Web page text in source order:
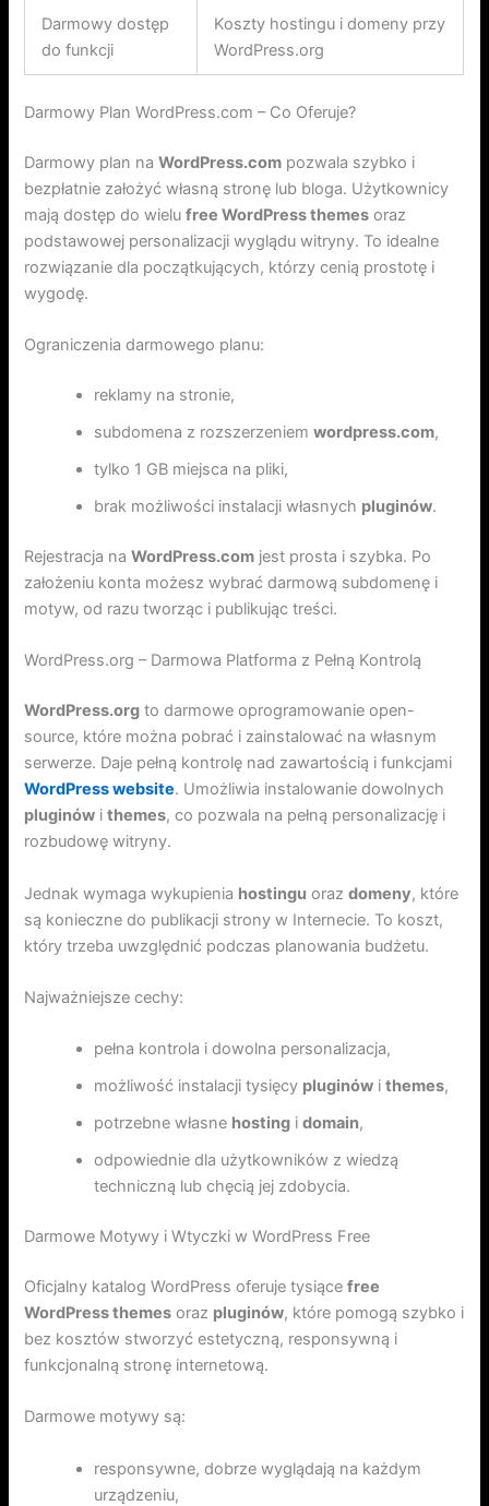
Darmowy dostęp
do funkcji
Koszty hostingu i domeny przy
WordPress.org
Darmowy Plan WordPress.com – Co Oferuje?
Darmowy plan naWordPress.com pozwala szybko i
bezpłatnie założyć własną stronę lub bloga. Użytkownicy
mają dostęp do wielufree WordPress themes oraz
podstawowej personalizacji wyglądu witryny. To idealne
rozwiązanie dla początkujących, którzy cenią prostotę i
wygodę.
Ograniczenia darmowego planu:
reklamy na stronie,
subdomena z rozszerzeniemwordpress.com,
tylko 1 GB miejsca na pliki,
brak możliwości instalacji własnych pluginów.
Rejestracja naWordPress.com jest prosta i szybka. Po
założeniu konta możesz wybrać darmową subdomenę i
motyw, od razu tworząc i publikując treści.
WordPress.org – Darmowa Platforma z Pełną Kontrolą
WordPress.org to darmowe oprogramowanie open-
source, które można pobrać i zainstalować na własnym
serwerze. Daje pełną kontrolę nad zawartością i funkcjami
WordPress website. Umożliwia instalowanie dowolnych
pluginów ithemes, co pozwala na pełną personalizację i
rozbudowę witryny.
Jednak wymaga wykupienia hostingu orazdomeny, które
są konieczne do publikacji strony w Internecie. To koszt,
który trzeba uwzględnić podczas planowania budżetu.
Najważniejsze cechy:
pełna kontrola i dowolna personalizacja,
możliwość instalacji tysięcy pluginów ithemes,
potrzebne własne hosting idomain,
odpowiednie dla użytkowników z wiedzą
techniczną lub chęcią jej zdobycia.
Darmowe Motywy i Wtyczki w WordPress Free
Oficjalny katalog WordPress oferuje tysiącefree
WordPress themes oraz pluginów, które pomogą szybko i
bez kosztów stworzyć estetyczną, responsywną i
funkcjonalną stronę internetową.
Darmowe motywy są:
responsywne, dobrze wyglądają na każdym
urządzeniu,